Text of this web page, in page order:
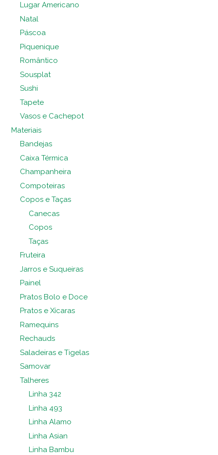
Lugar Americano
Natal
Páscoa
Piquenique
Romântico
Sousplat
Sushi
Tapete
Vasos e Cachepot
Materiais
Bandejas
Caixa Térmica
Champanheira
Compoteiras
Copos e Taças
Canecas
Copos
Taças
Fruteira
Jarros e Suqueiras
Painel
Pratos Bolo e Doce
Pratos e Xícaras
Ramequins
Rechauds
Saladeiras e Tigelas
Samovar
Talheres
Linha 342
Linha 493
Linha Alamo
Linha Asian
Linha Bambu